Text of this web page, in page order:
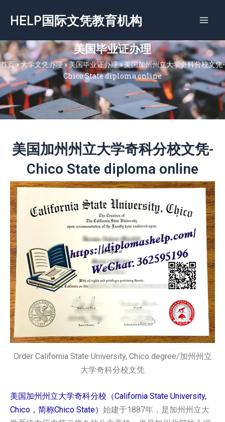
容
HELP国际文凭教育机构
美国毕业证办理
首页»大学文凭办理»美国毕业证办理»美国加州州立大学奇科分校文凭-
Chico State diploma online
美国加州州立大学奇科分校文凭-
Chico State diploma online
Order California State University, Chico degree/加州州立
大学奇科分校文凭
美国加州州立大学奇科分校（California State University,
Chico，简称Chico State） 始建于1887年，是加州州立大